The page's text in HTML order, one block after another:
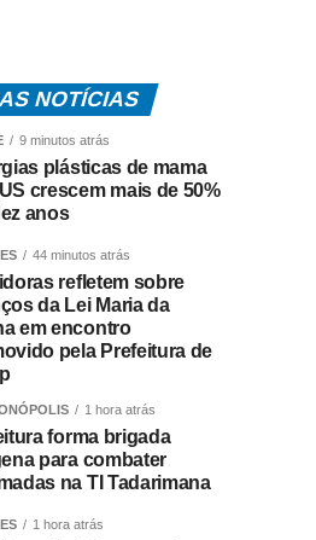
NOTÍCIAS
9 minutos atrás
plásticas de mama
crescem mais de 50%
anos
44 minutos atrás
refletem sobre
da Lei Maria da
em encontro
pela Prefeitura de
1 hora atrás
forma brigada
para combater
na TI Tadarimana
1 hora atrás